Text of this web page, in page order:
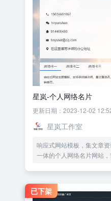
星岚-个人网络名片
更新日期：2023-12-02
星岚工作室
响应式网站模板，集文章
一体的个人网络名片网站，
已下架